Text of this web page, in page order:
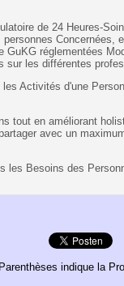
de 24 Heures-
Concernées,
réglementées
sur les différentes
Activités d'une
tout en améliorant
avec un
Besoins des
indique la